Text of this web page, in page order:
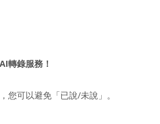
轉錄服務！
您可以避免「已說/未說」。